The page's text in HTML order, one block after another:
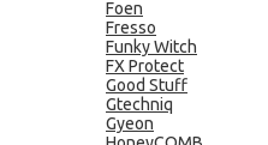
Foen
Fresso
Funky Witch
FX Protect
Good Stuff
Gtechniq
Gyeon